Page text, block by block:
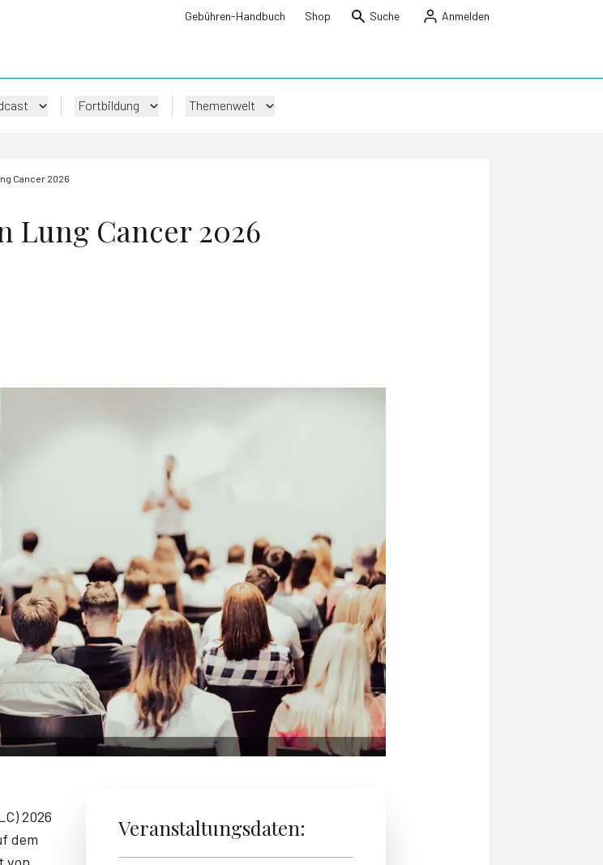
Gebühren-Handbuch Shop Suche Anmelden
Fortbildung Themenwelt
Cancer 2026
Lung Cancer 2026
Veranstaltungsdaten:
2026
dem
von